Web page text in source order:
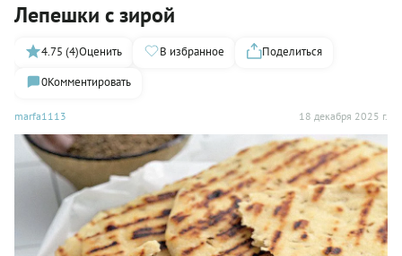
Лепешки с зирой
marfa1113 18 декабря 2025 г.
4.75 (4)Оценить В избранное
Поделиться
0Комментировать